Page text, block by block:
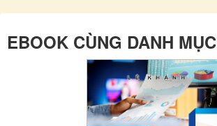
EBOOK CÙNG DANH MỤC